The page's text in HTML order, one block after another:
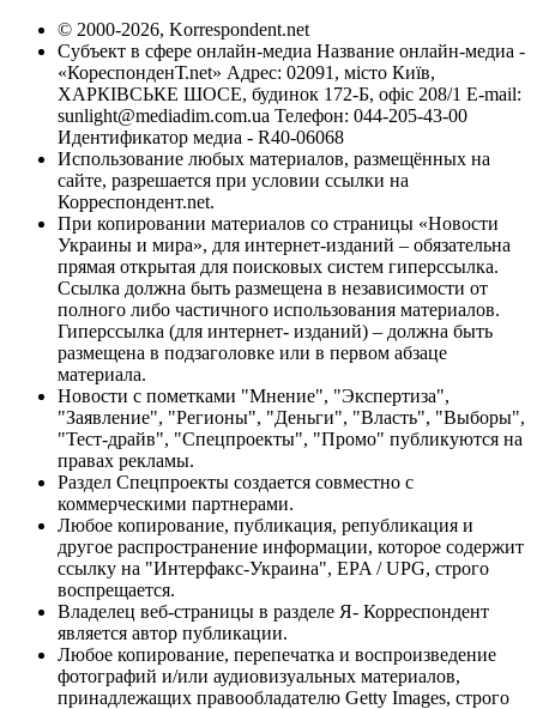
© 2000-2026, Korrespondent.net
Субъект в сфере онлайн-медиа Название онлайн-медиа -
«КореспонденТ.net» Адрес: 02091, місто Київ,
ХАРКІВСЬКЕ ШОСЕ, будинок 172-Б, офіс 208/1 E-mail:
sunlight@mediadim.com.ua Телефон: 044-205-43-00
Идентификатор медиа - R40-06068
Использование любых материалов, размещённых на
сайте, разрешается при условии ссылки на
Корреспондент.net.
При копировании материалов со страницы «Новости
Украины и мира», для интернет-изданий – обязательна
прямая открытая для поисковых систем гиперссылка.
Ссылка должна быть размещена в независимости от
полного либо частичного использования материалов.
Гиперссылка (для интернет- изданий) – должна быть
размещена в подзаголовке или в первом абзаце
материала.
Новости с пометками "Мнение", "Экспертиза",
"Заявление", "Регионы", "Деньги", "Власть", "Выборы",
"Тест-драйв", "Спецпроекты", "Промо" публикуются на
правах рекламы.
Раздел Спецпроекты создается совместно с
коммерческими партнерами.
Любое копирование, публикация, републикация и
другое распространение информации, которое содержит
ссылку на "Интерфакс-Украина", EPA / UPG, строго
воспрещается.
Владелец веб-страницы в разделе Я- Корреспондент
является автор публикации.
Любое копирование, перепечатка и воспроизведение
фотографий и/или аудиовизуальных материалов,
принадлежащих правообладателю Getty Images, строго